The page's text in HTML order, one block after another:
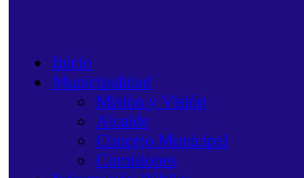
Inicio
Municipalidad
Misión y Visión
Alcalde
Concejo Municipal
Comisiones